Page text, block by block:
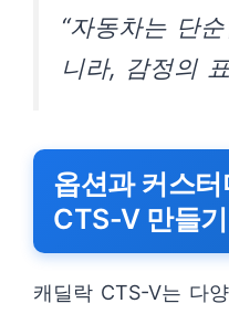
“자동차는 단
니라, 감정의
옵션과 커스
CTS-V 만들기
캐딜락 CTS-V는 다